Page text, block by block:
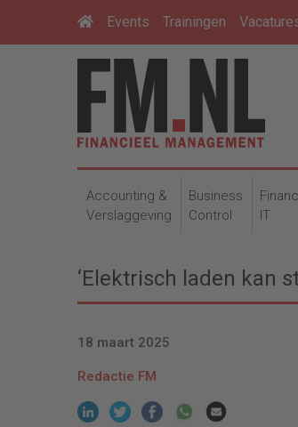
Events Trainingen
Accounting &
Verslaggeving
Business
Control
IT
‘Elektrisch laden kan
18 maart 2025
Redactie FM